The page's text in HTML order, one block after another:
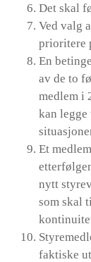
Det skal
Ved valg
prioritere
En
av de to
medlem i
kan legge
Et
nytt
som skal
faktiske